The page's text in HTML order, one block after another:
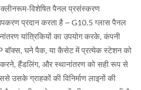
क्लीनरूम-विशेषित पैनल प्रसंस्करण
प्रदान करता है ~ G10.5 ग्लास पैनल
यांत्रिकियों का उपयोग करके, कंपनी
बॉक्स, घने पैक, या कैसेट में प्रत्येक स्टेशन को
करने, हैंडलिंग, और स्थानांतरण को सही रूप से
उसके ग्राहकों की विनिर्माण लाइनों की